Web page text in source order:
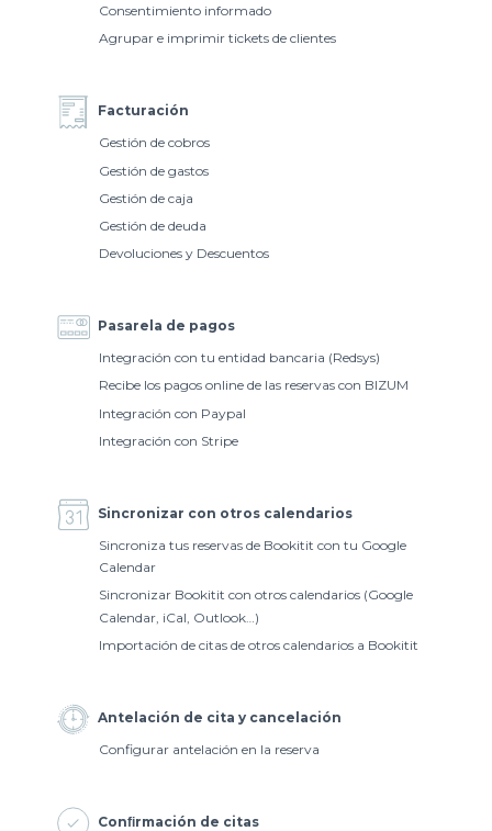
Consentimiento informado
Agrupar e imprimir tickets de clientes
Facturación
Gestión de cobros
Gestión de gastos
Gestión de caja
Gestión de deuda
Devoluciones y Descuentos
Pasarela de pagos
Integración con tu entidad bancaria (Redsys)
Recibe los pagos online de las reservas con BIZUM
Integración con Paypal
Integración con Stripe
Sincronizar con otros calendarios
Sincroniza tus reservas de Bookitit con tu Google
Calendar
Sincronizar Bookitit con otros calendarios (Google
Calendar, iCal, Outlook…)
Importación de citas de otros calendarios a Bookitit
Antelación de cita y cancelación
Configurar antelación en la reserva
Conﬁrmación de citas